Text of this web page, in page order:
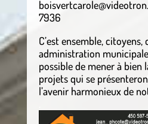
7936
C’est ensemble,
administration
possible de mener à bien
projets qui se
l’avenir harmonieux de